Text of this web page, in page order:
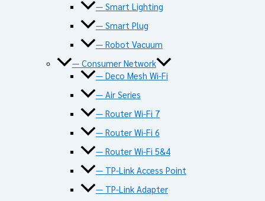
— Smart Lighting
— Smart Plug
— Robot Vacuum
— Consumer Network
— Deco Mesh Wi-Fi
— Air Series
— Router Wi-Fi 7
— Router Wi-Fi 6
— Router Wi-Fi 5&4
— TP-Link Access Point
— TP-Link Adapter